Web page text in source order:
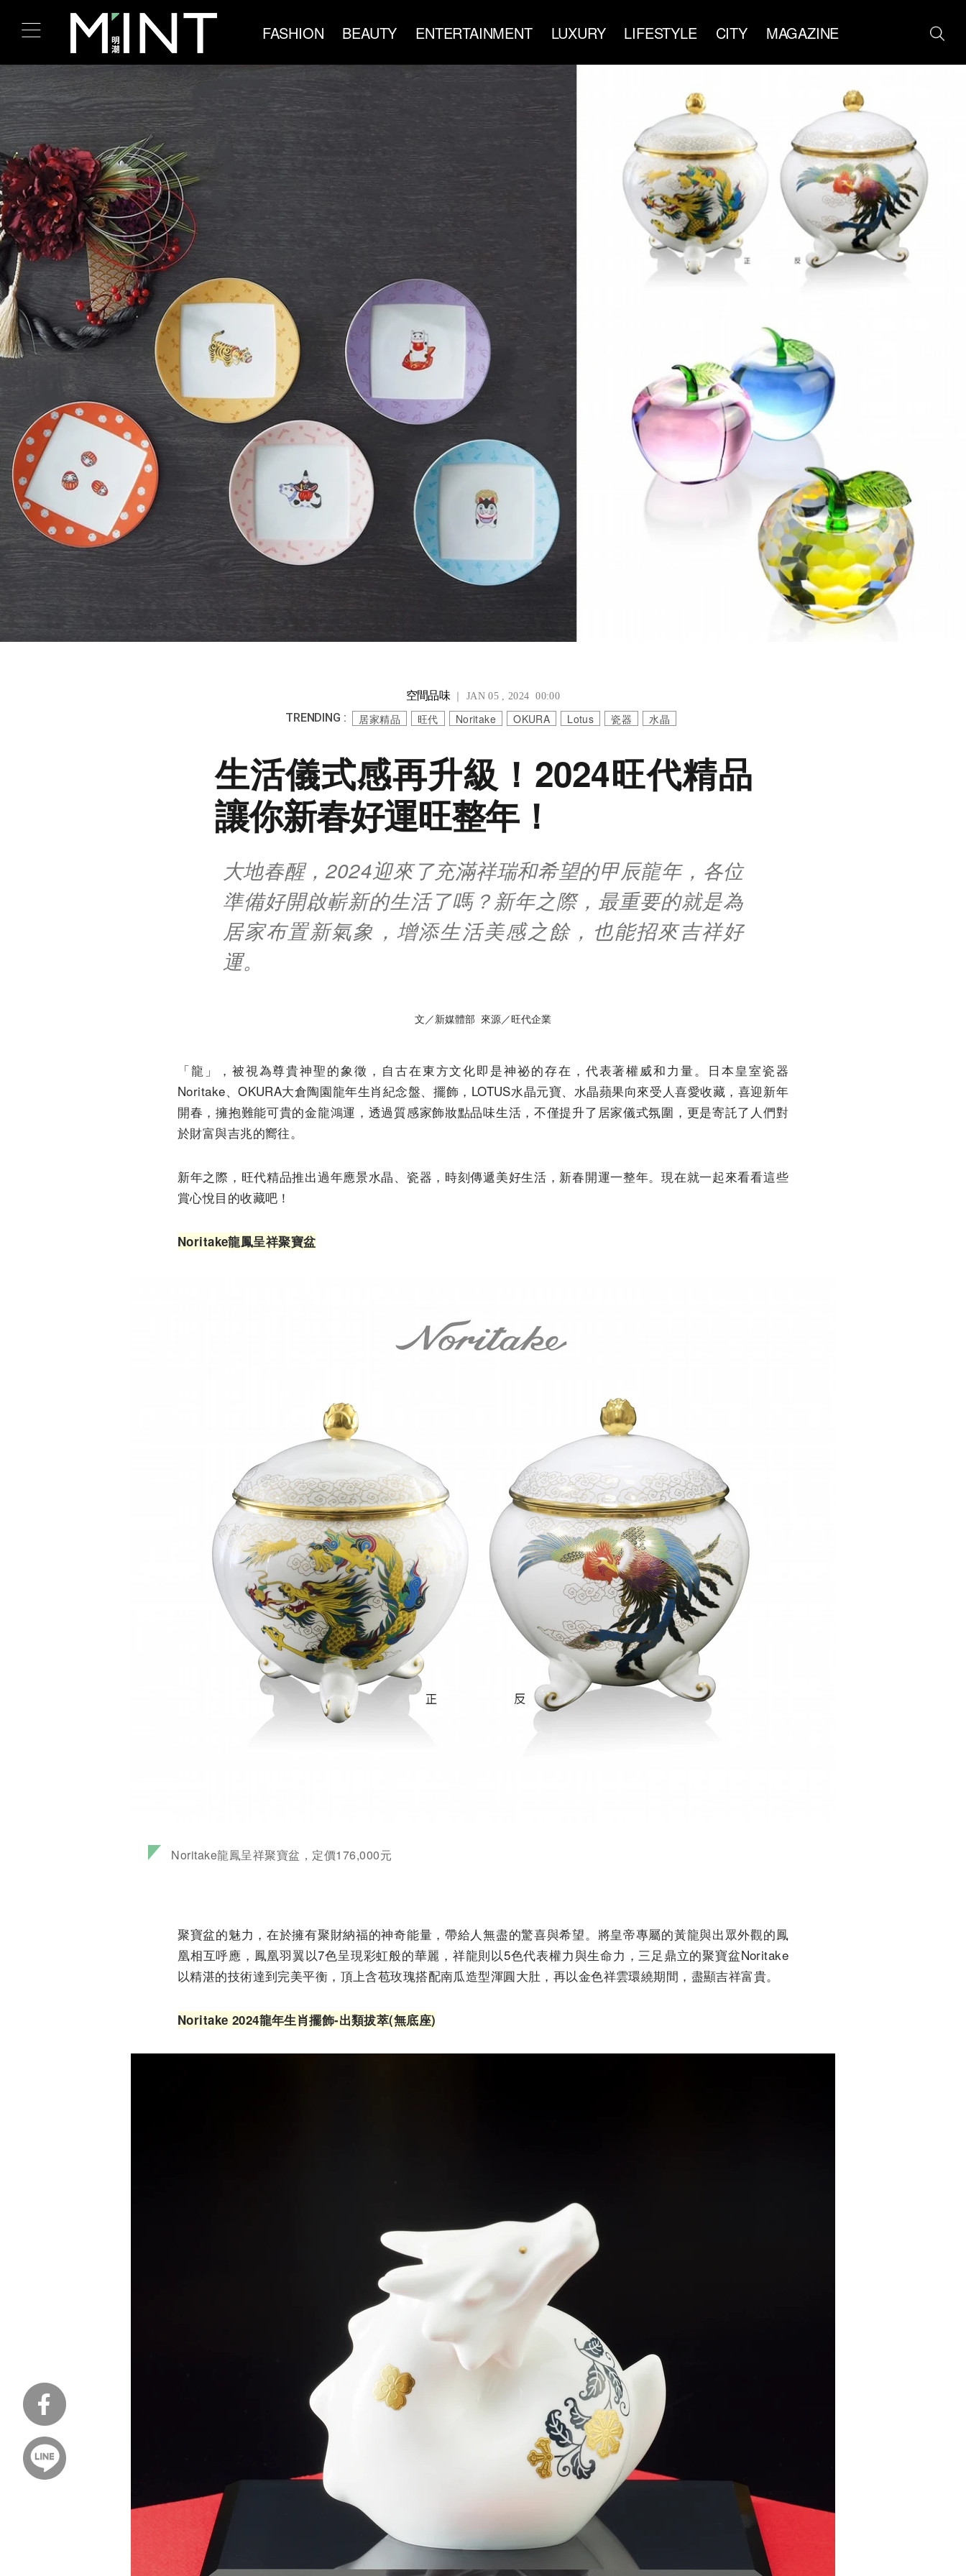
FASHION BEAUTY ENTERTAINMENT LUXURY LIFESTYLE CITY MAGAZINE
空間品味｜ JAN 05 , 2024 00:00
TRENDING : 居家精品 旺代 Noritake OKURA Lotus 瓷器 水晶
生活儀式感再升級！2024旺代精品
讓你新春好運旺整年！
大地春醒，2024迎來了充滿祥瑞和希望的甲辰龍年，各位
準備好開啟嶄新的生活了嗎？新年之際，最重要的就是為
居家布置新氣象，增添生活美感之餘，也能招來吉祥好
運。
文／新媒體部 來源／旺代企業
「龍」，被視為尊貴神聖的象徵，自古在東方文化即是神祕的存在，代表著權威和力量。日本皇室瓷器
Noritake、OKURA大倉陶園龍年生肖紀念盤、擺飾，LOTUS水晶元寶、水晶蘋果向來受人喜愛收藏，喜迎新年
開春，擁抱難能可貴的金龍鴻運，透過質感家飾妝點品味生活，不僅提升了居家儀式氛圍，更是寄託了人們對
於財富與吉兆的嚮往。
新年之際，旺代精品推出過年應景水晶、瓷器，時刻傳遞美好生活，新春開運一整年。現在就一起來看看這些
賞心悅目的收藏吧！
Noritake龍鳳呈祥聚寶盆
Noritake龍鳳呈祥聚寶盆，定價176,000元
聚寶盆的魅力，在於擁有聚財納福的神奇能量，帶給人無盡的驚喜與希望。將皇帝專屬的黃龍與出眾外觀的鳳
凰相互呼應，鳳凰羽翼以7色呈現彩虹般的華麗，祥龍則以5色代表權力與生命力，三足鼎立的聚寶盆Noritake
以精湛的技術達到完美平衡，頂上含苞玫瑰搭配南瓜造型渾圓大肚，再以金色祥雲環繞期間，盡顯吉祥富貴。
Noritake 2024龍年生肖擺飾-出類拔萃(無底座)